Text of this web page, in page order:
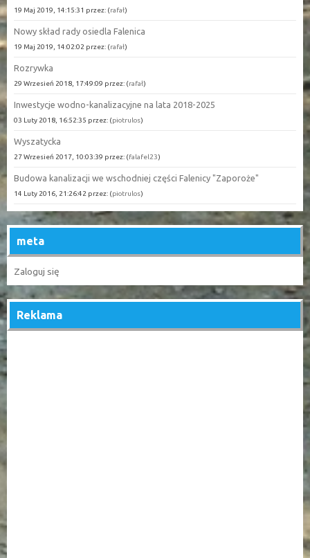
19 Maj 2019, 14:15:31 przez: (rafał)
Nowy skład rady osiedla Falenica
19 Maj 2019, 14:02:02 przez: (rafał)
Rozrywka
29 Wrzesień 2018, 17:49:09 przez: (rafał)
Inwestycje wodno-kanalizacyjne na lata 2018-2025
03 Luty 2018, 16:52:35 przez: (piotrulos)
Wyszatycka
27 Wrzesień 2017, 10:03:39 przez: (falafel23)
Budowa kanalizacji we wschodniej części Falenicy "Zaporoże"
14 Luty 2016, 21:26:42 przez: (piotrulos)
meta
Zaloguj się
Reklama